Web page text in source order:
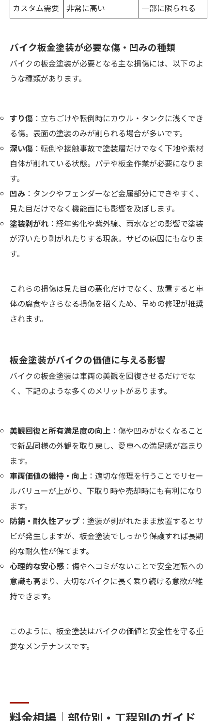
カスタム需要 非常に高い 一部に限られる
バイク板金塗装が必要な傷・凹みの種類
バイクの板金塗装が必要となる主な損傷には、以下のよ
うな種類があります。
すり傷 ：立ちごけや転倒時にカウル・タンクに浅くでき
る傷。表面の塗装のみが削られる場合が多いです。
深い傷 ：転倒や接触事故で塗装層だけでなく下地や素材
自体が削れている状態。パテや板金作業が必要になりま
す。
凹み ：タンクやフェンダーなど金属部分にできやすく、
見た目だけでなく機能面にも影響を及ぼします。
塗装剥がれ ：経年劣化や紫外線、雨水などの影響で塗装
が浮いたり剥がれたりする現象。サビの原因にもなりま
す。
これらの損傷は見た目の悪化だけでなく、放置すると車
体の腐食やさらなる損傷を招くため、早めの修理が推奨
されます。
板金塗装がバイクの価値に与える影響
バイクの板金塗装は車両の美観を回復させるだけでな
く、下記のような多くのメリットがあります。
美観回復と所有満足度の向上 ：傷や凹みがなくなること
で新品同様の外観を取り戻し、愛車への満足感が高まり
ます。
車両価値の維持・向上 ：適切な修理を行うことでリセー
ルバリューが上がり、下取り時や売却時にも有利になり
ます。
防錆・耐久性アップ ：塗装が剥がれたまま放置するとサ
ビが発生しますが、板金塗装でしっかり保護すれば長期
的な耐久性が保てます。
心理的な安心感 ：傷やヘコミがないことで安全運転への
意識も高まり、大切なバイクに長く乗り続ける意欲が維
持できます。
このように、板金塗装はバイクの価値と安全性を守る重
要なメンテナンスです。
料金相場｜部位別・工程別のガイド